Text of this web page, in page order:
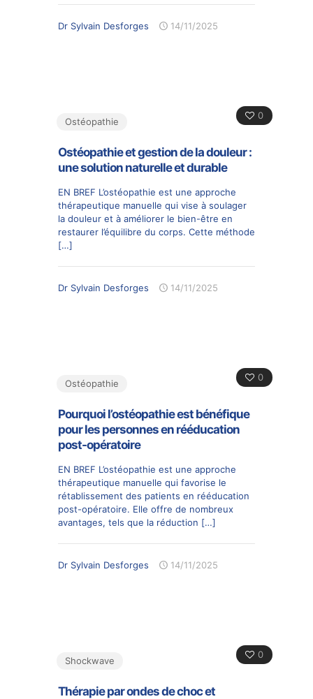
Dr Sylvain Desforges 14/11/2025
0
Ostéopathie
Ostéopathie et gestion de la douleur :
une solution naturelle et durable
EN BREF L’ostéopathie est une approche
thérapeutique manuelle qui vise à soulager
la douleur et à améliorer le bien-être en
restaurer l’équilibre du corps. Cette méthode
[…]
Dr Sylvain Desforges 14/11/2025
0
Ostéopathie
Pourquoi l’ostéopathie est bénéfique
pour les personnes en rééducation
post-opératoire
EN BREF L’ostéopathie est une approche
thérapeutique manuelle qui favorise le
rétablissement des patients en rééducation
post-opératoire. Elle offre de nombreux
avantages, tels que la réduction […]
Dr Sylvain Desforges 14/11/2025
0
Shockwave
Thérapie par ondes de choc et